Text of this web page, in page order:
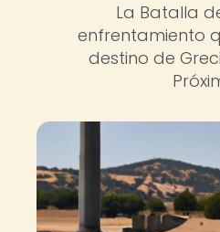
La Batalla
enfrentamiento
destino de